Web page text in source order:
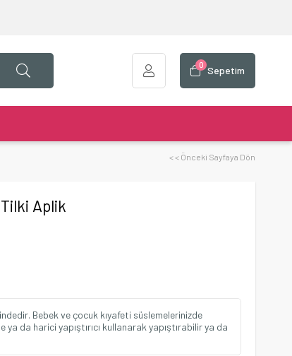
Sepetim
0
< < Önceki Sayfaya Dön
Aplik
Bebek ve çocuk kıyafeti süslemelerinizde
da harici yapıştırıcı kullanarak yapıştırabilir ya da